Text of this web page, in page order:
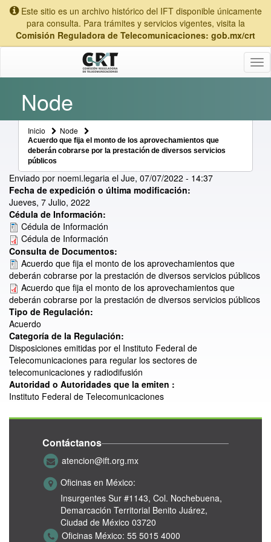
Este sitio es un archivo histórico del IFT disponible únicamente
para consulta. Para trámites y servicios vigentes, visita la
Comisión Reguladora de Telecomunicaciones: gob.mx/crt
Node
Inicio Node
Acuerdo que fija el monto de los aprovechamientos que
deberán cobrarse por la prestación de diversos servicios
públicos
Enviado por noemi.legaria el Jue, 07/07/2022 - 14:37
Fecha de expedición o última modificación:
Jueves, 7 Julio, 2022
Cédula de Información:
Cédula de Información
Cédula de Información
Consulta de Documentos:
Acuerdo que fija el monto de los aprovechamientos que
deberán cobrarse por la prestación de diversos servicios públicos
Acuerdo que fija el monto de los aprovechamientos que
deberán cobrarse por la prestación de diversos servicios públicos
Tipo de Regulación:
Acuerdo
Categoría de la Regulación:
Disposiciones emitidas por el Instituto Federal de
Telecomunicaciones para regular los sectores de
telecomunicaciones y radiodifusión
Autoridad o Autoridades que la emiten :
Instituto Federal de Telecomunicaciones
Contáctanos
atencion@ift.org.mx
Oficinas en México:
Insurgentes Sur #1143, Col. Nochebuena,
Demarcación Territorial Benito Juárez,
Ciudad de México 03720
Oficinas México: 55 5015 4000